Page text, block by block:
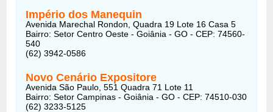
Império dos Manequin
Avenida Marechal Rondon, Quadra 19 Lote 16 Casa 5
Bairro: Setor Centro Oeste - Goiânia - GO - CEP: 74560-
540
(62) 3942-0586
Novo Cenário Expositore
Avenida São Paulo, 551 Quadra 71 Lote 11
Bairro: Setor Campinas - Goiânia - GO - CEP: 74510-030
(62) 3233-5125